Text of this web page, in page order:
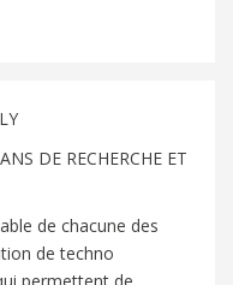
DE RECHERCHE ET
de chacune des
de techno
permettent de